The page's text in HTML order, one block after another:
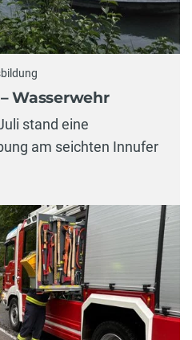
Wasserwehr
stand eine
am seichten Innufer